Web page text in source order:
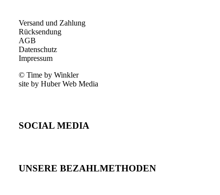
Versand und Zahlung
Rücksendung
AGB
Datenschutz
Impressum
© Time by Winkler
site by Huber Web Media
SOCIAL MEDIA
UNSERE BEZAHLMETHODEN